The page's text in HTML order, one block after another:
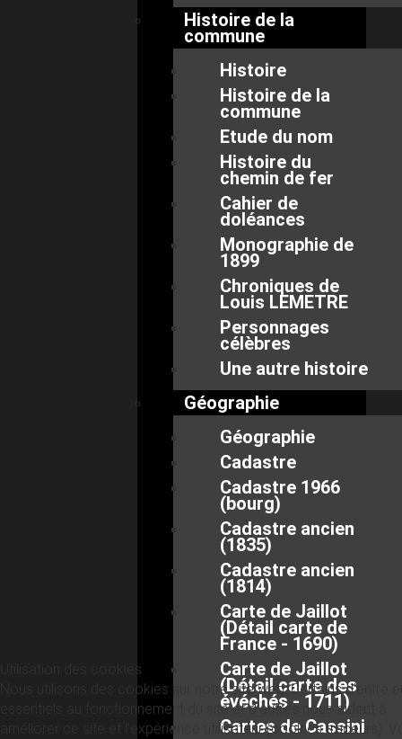
Histoire de la
commune
Histoire
Histoire de la
commune
Etude du nom
Histoire du
chemin de fer
Cahier de
doléances
Monographie de
1899
Chroniques de
Louis LEMETRE
Personnages
célèbres
Une autre histoire
Géographie
Géographie
Cadastre
Cadastre 1966
(bourg)
Cadastre ancien
(1835)
Cadastre ancien
(1814)
Carte de Jaillot
(Détail carte de
France - 1690)
Carte de Jaillot
(Détail carte des
évéchés - 1711)
Cartes de Cassini
Utilisation des cookies
Nous utilisons des cookies sur notre site web. Certains d’entre
essentiels au fonctionnement du site et d’autres nous aident à
améliorer ce site et l’expérience utilisateur (cookies traceurs).